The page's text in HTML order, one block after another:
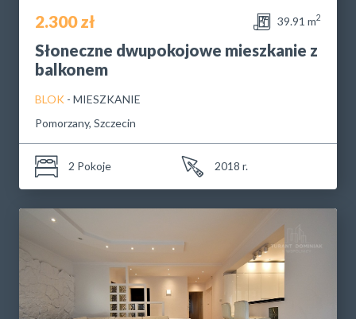
2.300 zł 39.91 m2
Słoneczne dwupokojowe mieszkanie z
balkonem
BLOK - MIESZKANIE
Pomorzany, Szczecin
2 Pokoje 2018 r.